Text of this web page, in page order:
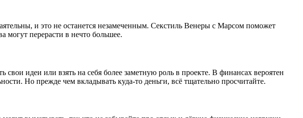
и это не останется незамеченным. Секстиль Венеры с Марсом поможет
могут перерасти в нечто большее.
идеи или взять на себя более заметную роль в проекте. В финансах вероятен
Но прежде чем вкладывать куда‑то деньги, всё тщательно просчитайте.